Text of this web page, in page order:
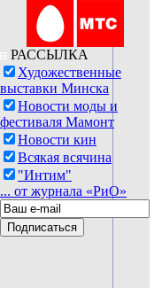
РАССЫЛКА
Художественные
выставки Минска
Новости моды и
фестиваля Мамонт
Новости кин
Всякая всячина
"Интим"
... от журнала «РиО»